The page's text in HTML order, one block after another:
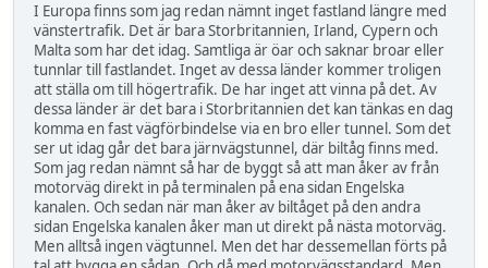
I Europa finns som jag redan nämnt inget fastland längre med
vänstertrafik. Det är bara Storbritannien, Irland, Cypern och
Malta som har det idag. Samtliga är öar och saknar broar eller
tunnlar till fastlandet. Inget av dessa länder kommer troligen
att ställa om till högertrafik. De har inget att vinna på det. Av
dessa länder är det bara i Storbritannien det kan tänkas en dag
komma en fast vägförbindelse via en bro eller tunnel. Som det
ser ut idag går det bara järnvägstunnel, där biltåg finns med.
Som jag redan nämnt så har de byggt så att man åker av från
motorväg direkt in på terminalen på ena sidan Engelska
kanalen. Och sedan när man åker av biltåget på den andra
sidan Engelska kanalen åker man ut direkt på nästa motorväg.
Men alltså ingen vägtunnel. Men det har dessemellan förts på